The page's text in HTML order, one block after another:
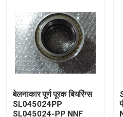
उत्पादों
हमारे बारे में
कारखाना भ्रमण
बेलनाकार पूर्ण पूरक बियरिंग्स
SL045024PP
SL045024-PP NNF